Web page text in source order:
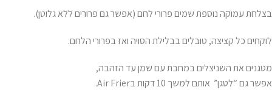
בצלחת עמוקה נוספת שמים פרורי לחם (אפשר גם פרורים ללא גלוטן).
לוקחים כל קציצה, טובלים בבלילת הסויה ואז בפרורי הלחם.
מטגנים את השניצלים במחבת עם שמן עד הזהבה,
אפשר גם “לטגן” אותם למשך 10 דקות בAir Frier.